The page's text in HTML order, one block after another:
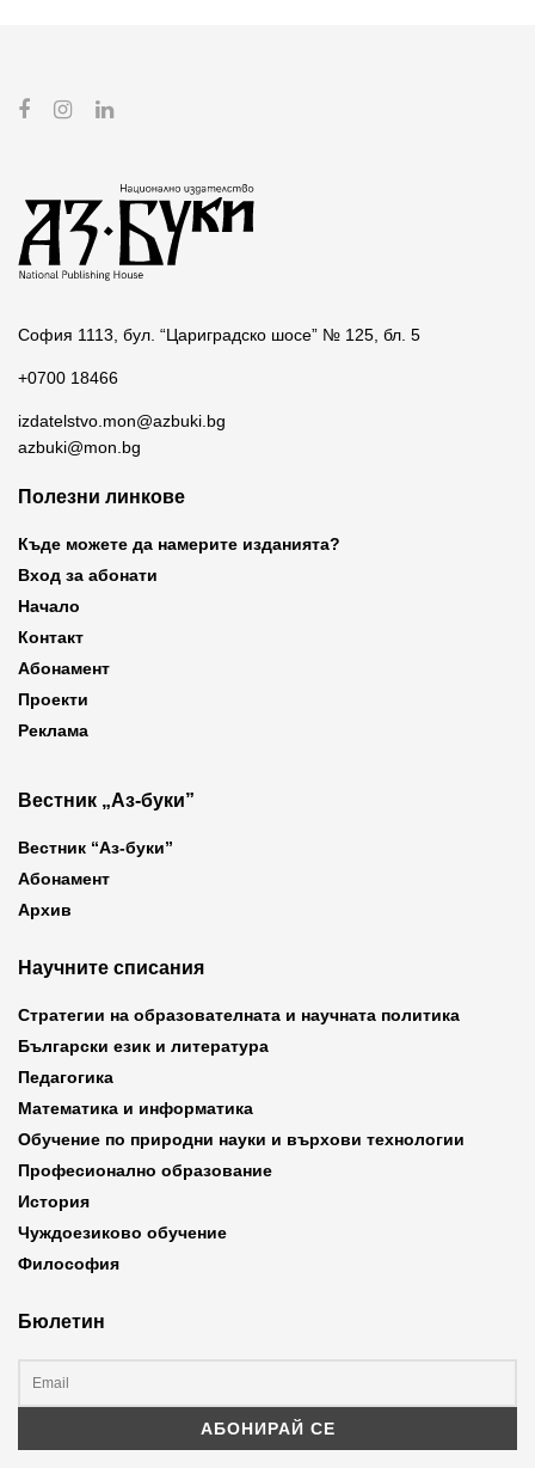
София 1113, бул. “Цариградско шосе” № 125, бл. 5
+0700 18466
izdatelstvo.mon@azbuki.bg
azbuki@mon.bg
Полезни линкове
Къде можете да намерите изданията?
Вход за абонати
Начало
Контакт
Абонамент
Проекти
Реклама
Вестник „Аз-буки”
Вестник “Аз-буки”
Абонамент
Архив
Научните списания
Стратегии на образователната и научната политика
Български език и литература
Педагогика
Математика и информатика
Обучение по природни науки и върхови технологии
Професионално образование
История
Чуждоезиково обучение
Философия
Бюлетин